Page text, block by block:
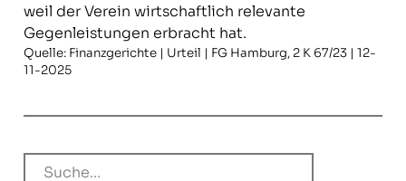
weil der Verein wirtschaftlich relevante
Gegenleistungen erbracht hat.
Quelle: Finanzgerichte | Urteil | FG Hamburg, 2 K 67/23 | 12-
11-2025